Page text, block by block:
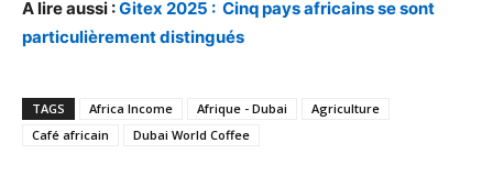
A lire aussi :Gitex 2025 : Cinq pays africains se sont
particulièrement distingués
TAGS Africa Income Afrique - Dubai
Agriculture
Café africain
Dubai World Coffee